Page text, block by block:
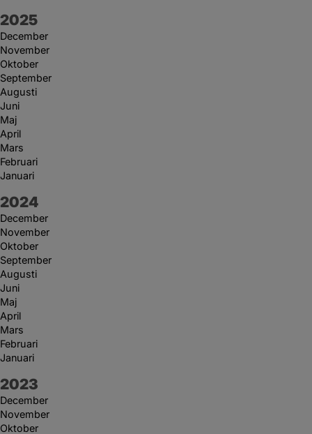
År:
2025
December
November
Oktober
September
Augusti
Juni
Maj
April
Mars
Februari
Januari
År:
2024
December
November
Oktober
September
Augusti
Juni
Maj
April
Mars
Februari
Januari
År:
2023
December
November
Oktober